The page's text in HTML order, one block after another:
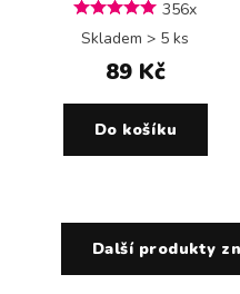
356x
Skladem > 5 ks
89 Kč
Do košíku
Další produkty